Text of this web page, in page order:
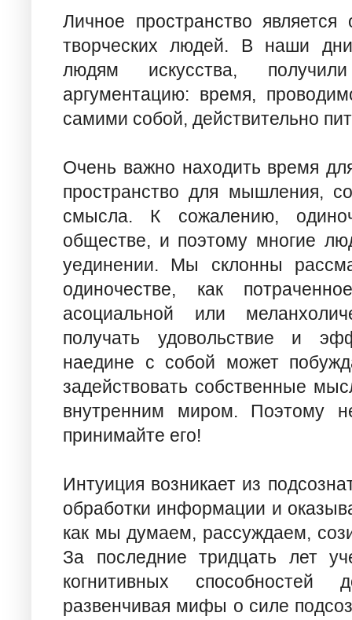
Личное пространство
творческих людей. В наши
людям искусства,
аргументацию: время,
самими собой, действительно
Очень важно находить время
пространство для мышления,
смысла. К сожалению,
обществе, и поэтому многие
уединении. Мы склонны
одиночестве, как
асоциальной или
получать удовольствие и
наедине с собой может
задействовать собственные
внутренним миром. Поэтому
принимайте его!
Интуиция возникает из
обработки информации и
как мы думаем, рассуждаем,
За последние тридцать лет
когнитивных способностей
развенчивая мифы о силе